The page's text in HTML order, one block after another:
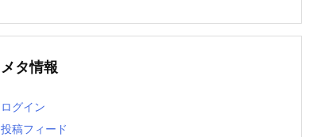
メタ情報
ログイン
投稿フィード